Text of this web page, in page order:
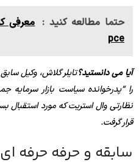
حتما مطالعه کنید :
pce
آیا می دانستید؟
را “پدرخوانده سیاست بازار
قرار گرفت.
سابقه و حرفه حرفه